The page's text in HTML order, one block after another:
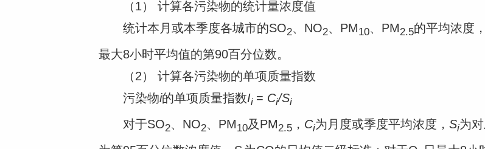
（1） 计算各污染物的统计量浓度值
统计本月或本季度各城市的SO2、NO2、PM10、PM2.5的平均浓度
最大8小时平均值的第90百分位数。
（2） 计算各污染物的单项质量指数
污染物i的单项质量指数Ii = Ci/Si
对于SO2、NO2、PM10及PM2.5 ， Ci为月度或季度平均浓度， Si为